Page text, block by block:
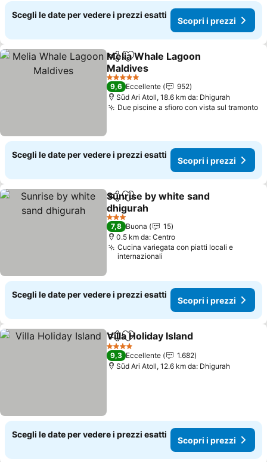
Scegli le date per vedere i prezzi esatti
Scopri i prezzi
CondividiAggiungi ai preferiti
Melia Whale Lagoon
Maldives
5 Stelle
9,6 Eccellente
952
Süd Ari Atoll, 18.6 km da: Dhigurah
Due piscine a sfioro con vista sul tramonto
Scegli le date per vedere i prezzi esatti
Scopri i prezzi
CondividiAggiungi ai preferiti
Sunrise by white sand
dhigurah
3 Stelle
7,8 Buona
15
0.5 km da: Centro
Cucina variegata con piatti locali e
internazionali
Scegli le date per vedere i prezzi esatti
Scopri i prezzi
CondividiAggiungi ai preferiti
Villa Holiday Island
4 Stelle
9,3 Eccellente
1.682
Süd Ari Atoll, 12.6 km da: Dhigurah
Scegli le date per vedere i prezzi esatti
Scopri i prezzi